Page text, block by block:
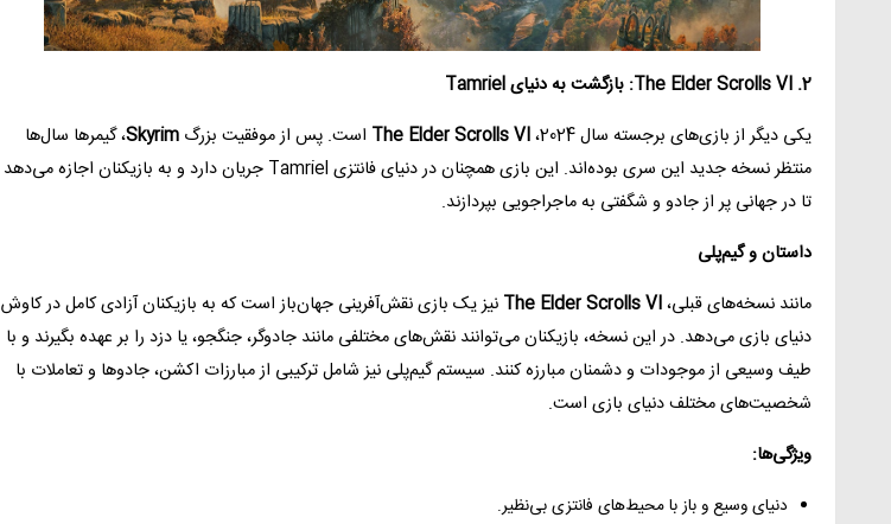
2. The Elder Scrolls VI: بازگشت به دنیای Tamriel
یکی دیگر از بازی‌های برجسته سال 2024،
The Elder Scrolls VI است. پس از موفقیت بزرگ Skyrim، گیمرها سال‌ها
منتظر نسخه جدید این سری بوده‌اند. این بازی همچنان در دنیای فانتزی Tamriel جریان دارد و به بازیکنان اجازه می‌دهد
تا در جهانی پر از جادو و شگفتی به ماجراجویی بپردازند.
داستان و گیم‌پلی
مانند نسخه‌های قبلی،The Elder Scrolls VI نیز یک بازی نقش‌آفرینی جهان‌باز است که به بازیکنان آزادی کامل در کاوش
دنیای بازی می‌دهد. در این نسخه، بازیکنان می‌توانند نقش‌های مختلفی مانند جادوگر، جنگجو، یا دزد را بر عهده بگیرند و با
طیف وسیعی از موجودات و دشمنان مبارزه کنند. سیستم گیم‌پلی نیز شامل ترکیبی از مبارزات اکشن، جادوها و تعاملات با
شخصیت‌های مختلف دنیای بازی است.
ویژگی‌ها:
دنیای وسیع و باز با محیط‌های فانتزی بی‌نظیر.